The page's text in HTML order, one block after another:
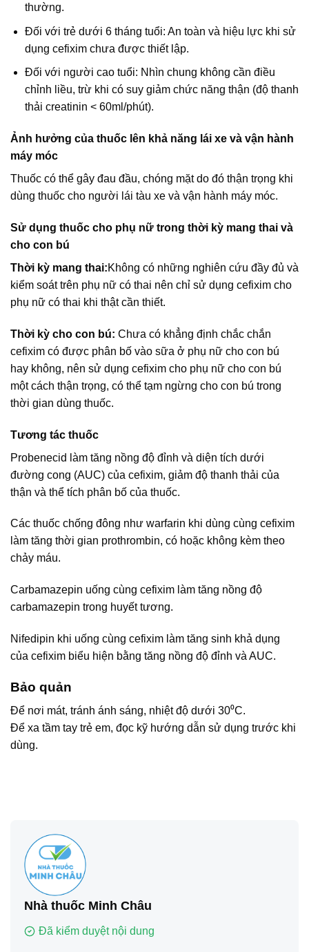
thường.
Đối với trẻ dưới 6 tháng tuổi: An toàn và hiệu lực khi sử
dụng cefixim chưa được thiết lập.
Đối với người cao tuổi: Nhìn chung không cần điều
chỉnh liều, trừ khi có suy giảm chức năng thận (độ thanh
thải creatinin < 60ml/phút).
Ảnh hưởng của thuốc lên khả năng lái xe và vận hành
máy móc
Thuốc có thể gây đau đầu, chóng mặt do đó thận trọng khi
dùng thuốc cho người lái tàu xe và vận hành máy móc.
Sử dụng thuốc cho phụ nữ trong thời kỳ mang thai và
cho con bú
Thời kỳ mang thai:Không có những nghiên cứu đầy đủ và
kiểm soát trên phụ nữ có thai nên chỉ sử dụng cefixim cho
phụ nữ có thai khi thật cần thiết.
Thời kỳ cho con bú: Chưa có khẳng định chắc chắn
cefixim có được phân bố vào sữa ở phụ nữ cho con bú
hay không, nên sử dụng cefixim cho phụ nữ cho con bú
một cách thận trọng, có thể tạm ngừng cho con bú trong
thời gian dùng thuốc.
Tương tác thuốc
Probenecid làm tăng nồng độ đỉnh và diện tích dưới
đường cong (AUC) của cefixim, giảm độ thanh thải của
thận và thể tích phân bố của thuốc.
Các thuốc chống đông như warfarin khi dùng cùng cefixim
làm tăng thời gian prothrombin, có hoặc không kèm theo
chảy máu.
Carbamazepin uống cùng cefixim làm tăng nồng độ
carbamazepin trong huyết tương.
Nifedipin khi uống cùng cefixim làm tăng sinh khả dụng
của cefixim biểu hiện bằng tăng nồng độ đỉnh và AUC.
Bảo quản
Để nơi mát, tránh ánh sáng, nhiệt độ dưới 30⁰C.
Để xa tầm tay trẻ em, đọc kỹ hướng dẫn sử dụng trước khi
dùng.
Nhà thuốc Minh Châu
Đã kiểm duyệt nội dung